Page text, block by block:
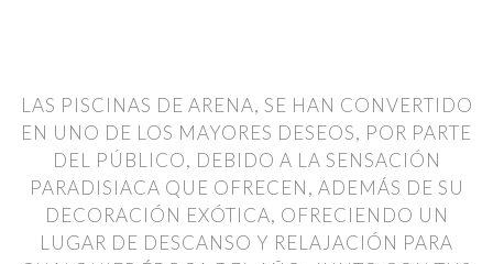
LAS PISCINAS DE ARENA, SE HAN CONVERTIDO
EN UNO DE LOS MAYORES DESEOS, POR PARTE
DEL PÚBLICO, DEBIDO A LA SENSACIÓN
PARADISIACA QUE OFRECEN, ADEMÁS DE SU
DECORACIÓN EXÓTICA, OFRECIENDO UN
LUGAR DE DESCANSO Y RELAJACIÓN PARA